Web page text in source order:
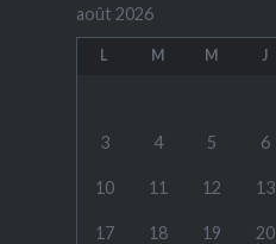
août 2026
L M M J
3 4 5 6
10 11 12 13
17 18 19 20